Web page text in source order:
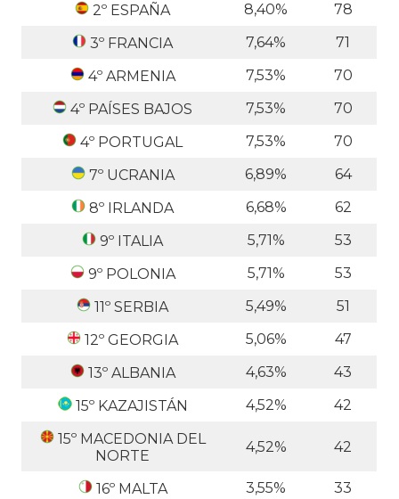
2º ESPAÑA
8,40%
78
3º FRANCIA
7,64%
71
4º ARMENIA
7,53%
70
4º PAÍSES BAJOS
7,53%
70
4º PORTUGAL
7,53%
70
7º UCRANIA
6,89%
64
8º IRLANDA
6,68%
62
9º ITALIA
5,71%
53
9º POLONIA
5,71%
53
11º SERBIA
5,49%
51
12º GEORGIA
5,06%
47
13º ALBANIA
4,63%
43
15º KAZAJISTÁN
4,52%
42
15º MACEDONIA DEL
NORTE
4,52% 42
16º MALTA 3,55% 33